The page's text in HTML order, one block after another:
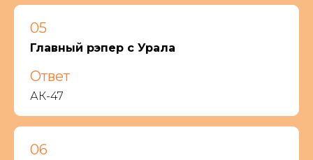
05
Главный рэпер с Урала
Ответ
АК-47
06